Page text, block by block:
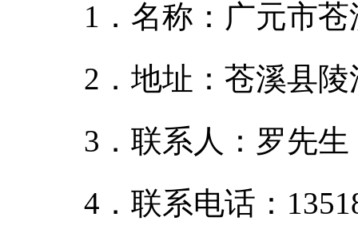
1．名称：广元市
2．地址：苍溪县
3．联系人：罗先生
4．联系电话：